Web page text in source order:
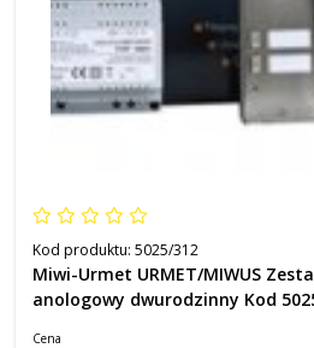
Kod produktu: 5025/312
Miwi-Urmet URMET/MIWUS
anologowy dwurodzinny Kod
Cena